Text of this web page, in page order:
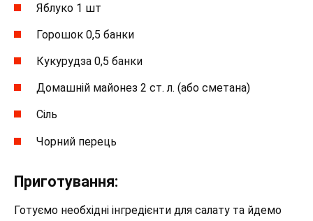
Яблуко 1 шт
Горошок 0,5 банки
Кукурудза 0,5 банки
Домашній майонез 2 ст. л. (або сметана)
Сіль
Чорний перець
Приготування:
Готуємо необхідні інгредієнти для салату та йдемо